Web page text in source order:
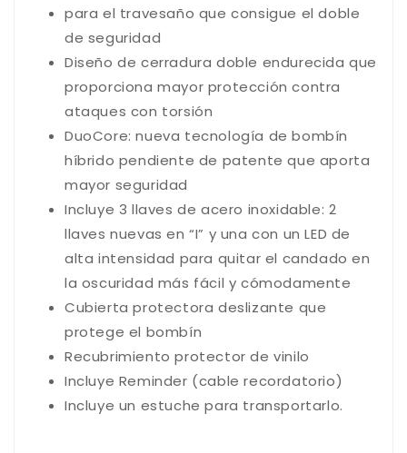
para el travesaño que consigue el doble
de seguridad
Diseño de cerradura doble endurecida que
proporciona mayor protección contra
ataques con torsión
DuoCore: nueva tecnología de bombín
híbrido pendiente de patente que aporta
mayor seguridad
Incluye 3 llaves de acero inoxidable: 2
llaves nuevas en “I” y una con un LED de
alta intensidad para quitar el candado en
la oscuridad más fácil y cómodamente
Cubierta protectora deslizante que
protege el bombín
Recubrimiento protector de vinilo
Incluye Reminder (cable recordatorio)
Incluye un estuche para transportarlo.